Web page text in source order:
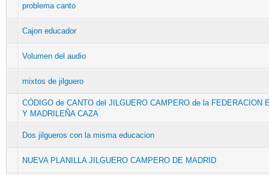
problema canto
Cajon educador
Volumen del audio
mixtos de jilguero
CÓDIGO de CANTO del JILGUERO CAMPERO de la FEDERACION
Y MADRILEÑA CAZA
Dos jilgueros con la misma educacion
NUEVA PLANILLA JILGUERO CAMPERO DE MADRID